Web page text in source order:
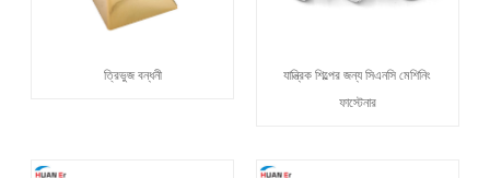
ত্রিভুজ বন্ধনী
যান্ত্রিক শিল্পের জন্য সিএনসি মেশিনিং
ফাস্টেনার